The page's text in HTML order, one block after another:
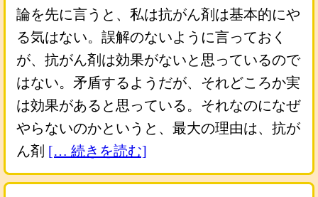
論を先に言うと、私は抗がん剤は基本的にや
る気はない。誤解のないように言っておく
が、抗がん剤は効果がないと思っているので
はない。矛盾するようだが、それどころか実
は効果があると思っている。それなのになぜ
やらないのかというと、最大の理由は、抗が
ん剤 [… 続きを読む]